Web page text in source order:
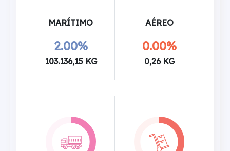
MARÍTIMO
2.00%
103.136,15 KG
AÉREO
0.00%
0,26 KG